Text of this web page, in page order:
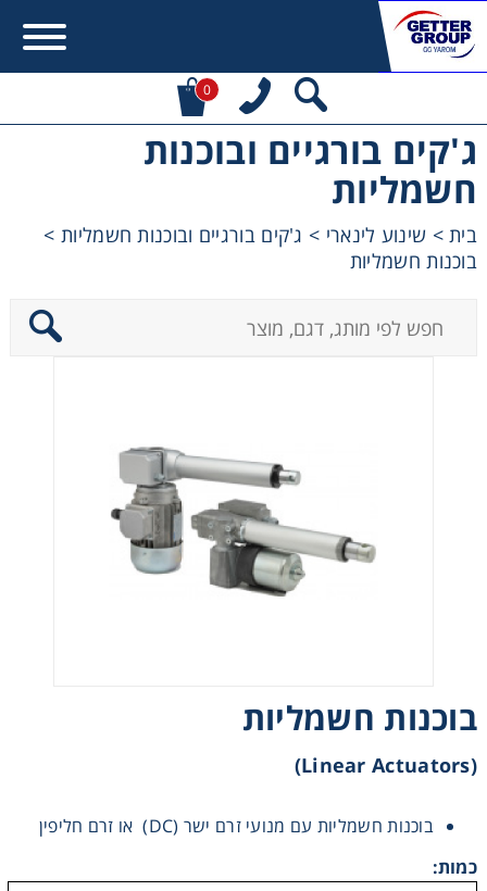
0
ג'קים בורגיים ובוכנות
חשמליות
בית> שינוע לינארי > ג'קים בורגיים ובוכנות חשמליות>
בוכנות חשמליות
בוכנות חשמליות
(Linear Actuators)
בוכנות חשמליות עם מנועי זרם ישר (DC) או זרם חליפין
כמות:
Contact form not found.
מעונין לקבל הצעת מחיר או מידע עבור:
מנועי חשמל וממסרות
שרשראות, גלגלי שרשרת וגלגלי שיניים
רצועות וי, רצועות תזמון וגלגלים
פיקוד ובקרה
רשתות ואביזרי מסוע